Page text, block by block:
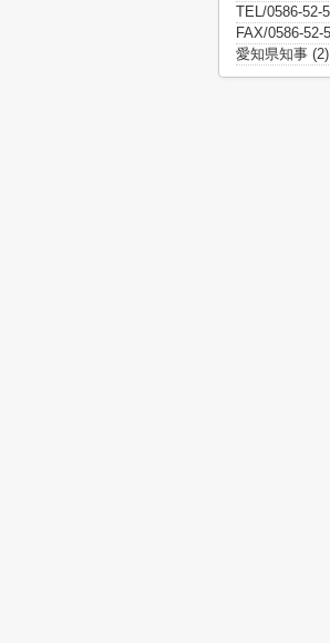
TEL/0586-52-
FAX/0586-52-
愛知県知事